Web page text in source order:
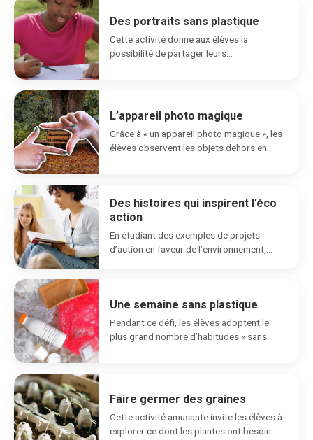
Des portraits sans plastique
Cette activité donne aux élèves la
possibilité de partager leurs
L’appareil photo magique
Grâce à « un appareil photo magique », les
élèves observent les objets dehors en
Des histoires qui inspirent l’éco
action
En étudiant des exemples de projets
d’action en faveur de l’environnement,
Une semaine sans plastique
Pendant ce défi, les élèves adoptent le
plus grand nombre d’habitudes « sans
Faire germer des graines
Cette activité amusante invite les élèves à
explorer ce dont les plantes ont besoin